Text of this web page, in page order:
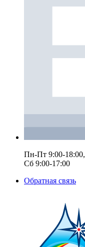
Пн-Пт 9:00-18:00,
Сб 9:00-17:00
Обратная связь